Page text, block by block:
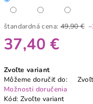
štandardná cena: 49,90 €
37,40 €
cena:
Zvoľte variant
Môžeme doručiť do:
Možnosti doručenia
Kód: Zvoľte variant